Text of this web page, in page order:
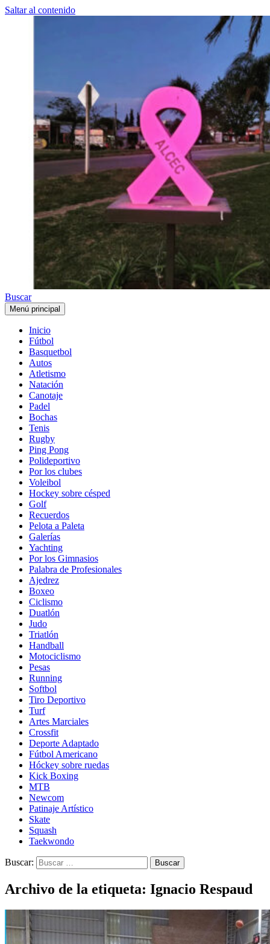
Saltar al contenido
Buscar
Menú principal
Inicio
Fútbol
Basquetbol
Autos
Atletismo
Natación
Canotaje
Padel
Bochas
Tenis
Rugby
Ping Pong
Polideportivo
Por los clubes
Voleibol
Hockey sobre césped
Golf
Recuerdos
Pelota a Paleta
Galerías
Yachting
Por los Gimnasios
Palabra de Profesionales
Ajedrez
Boxeo
Ciclismo
Duatlón
Judo
Triatlón
Handball
Motociclismo
Pesas
Running
Softbol
Tiro Deportivo
Turf
Artes Marciales
Crossfit
Deporte Adaptado
Fútbol Americano
Hóckey sobre ruedas
Kick Boxing
MTB
Newcom
Patinaje Artístico
Skate
Squash
Taekwondo
Buscar:
Archivo de la etiqueta: Ignacio Respaud